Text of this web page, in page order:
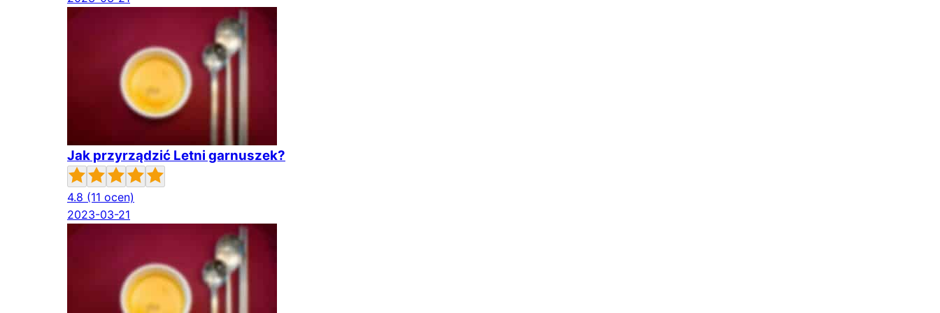
Jak przyrządzić Letni garnuszek?
4.8 (11 ocen)
2023-03-21